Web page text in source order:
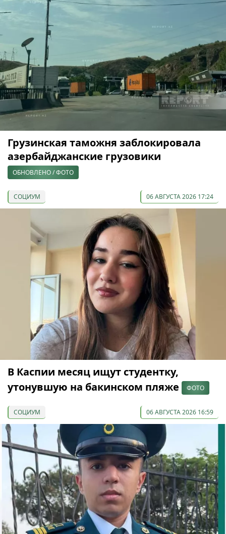
Грузинская таможня заблокировала
азербайджанские грузовики
ОБНОВЛЕНО / ФОТО
СОЦИУМ 06 АВГУСТА 2026 17:24
В Каспии месяц ищут студентку,
утонувшую на бакинском пляже
ФОТО
СОЦИУМ 06 АВГУСТА 2026 16:59